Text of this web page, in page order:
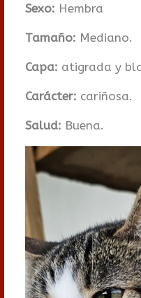
Sexo: Hembra
Tamaño: Mediano.
Capa: atigrada y
Carácter: cariñosa.
Salud: Buena.